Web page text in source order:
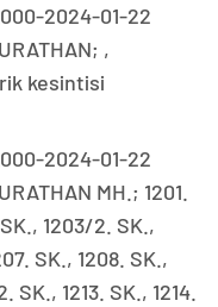
2024-01-22
,
kesintisi
2024-01-22
MH.; 1201.
1203/2. SK.,
SK., 1208. SK.,
SK., 1213. SK., 1214.